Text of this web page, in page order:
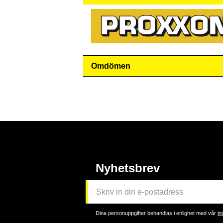
Omdömen
Nyhetsbrev
Dina personuppgifter behandlas i enlighet med vår